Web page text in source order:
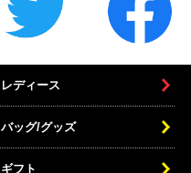
レディース
バッグ/グッズ
ギフト